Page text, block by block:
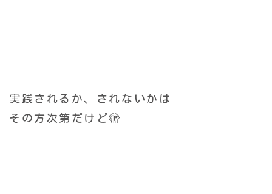
実践されるか、されないかは
その方次第だけど🫣